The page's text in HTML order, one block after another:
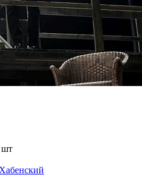
шт